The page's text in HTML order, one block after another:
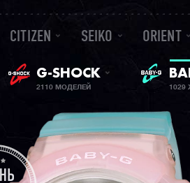
CITIZEN SEIKO ORIENT
G-SHOCK
2110 МОДЕЛЕЙ 1029